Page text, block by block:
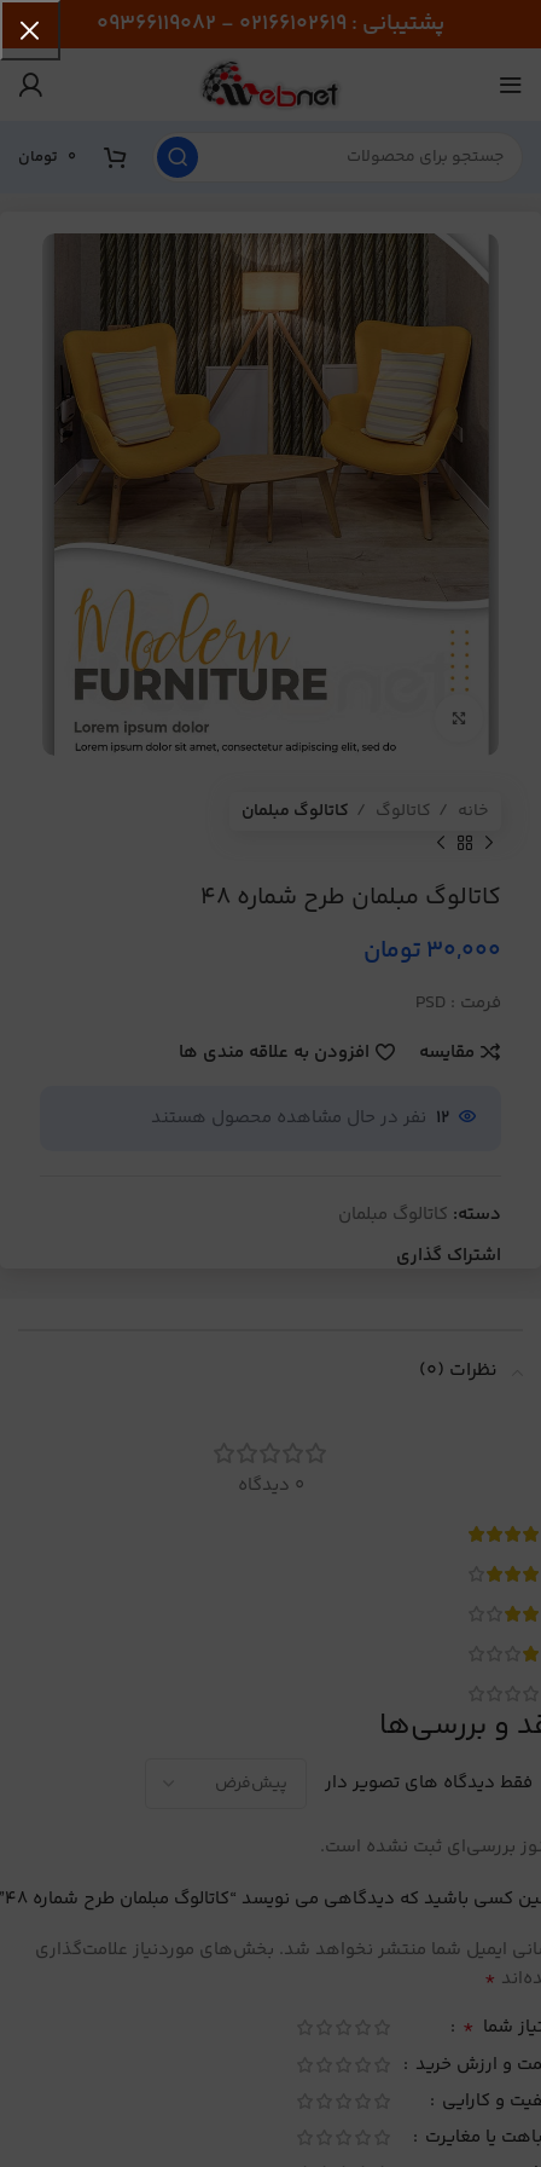
پشتیبانی : 02166102619 - 09366119082
0 تومان
خانه کاتالوگ کاتالوگ مبلمان
کاتالوگ مبلمان طرح شماره 48
30,000تومان
فرمت : PSD
مقایسه
افزودن به علاقه مندی ها
12 نفر در حال مشاهده محصول هستند
دسته: کاتالوگ مبلمان
اشتراک گذاری
نظرات (0)
0 دیدگاه
و بررسی‌ها
فقط دیدگاه های تصویر دار
بررسی‌ای ثبت نشده است.
کسی باشید که دیدگاهی می نویسد “کاتالوگ مبلمان طرح شماره 48”
ایمیل شما منتشر نخواهد شد. بخش‌های موردنیاز علامت‌گذاری
*
شما *
و ارزش خرید
و کارایی
یا مغایرت